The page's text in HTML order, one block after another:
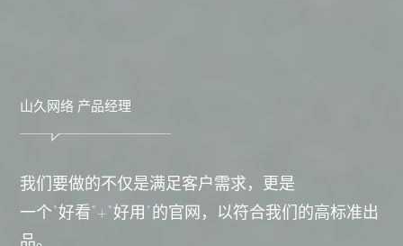
山久网络 产品经理
我们要做的不仅是满足客户需求，更是
一个“好看”+“好用”的官网，以符合我们的高标准出